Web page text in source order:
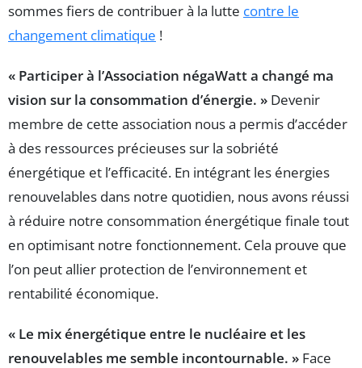
sommes fiers de contribuer à la lutte contre le
changement climatique !
« Participer à l’Association négaWatt a changé ma
vision sur la consommation d’énergie. » Devenir
membre de cette association nous a permis d’accéder
à des ressources précieuses sur la sobriété
énergétique et l’efficacité. En intégrant les énergies
renouvelables dans notre quotidien, nous avons réussi
à réduire notre consommation énergétique finale tout
en optimisant notre fonctionnement. Cela prouve que
l’on peut allier protection de l’environnement et
rentabilité économique.
« Le mix énergétique entre le nucléaire et les
renouvelables me semble incontournable. » Face